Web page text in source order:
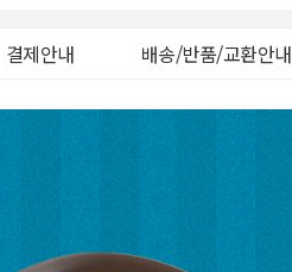
결제안내 배송/반품/교환안내